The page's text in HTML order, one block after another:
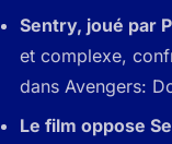
Sentry, joué par
et complexe,
dans Avengers:
Le film oppose